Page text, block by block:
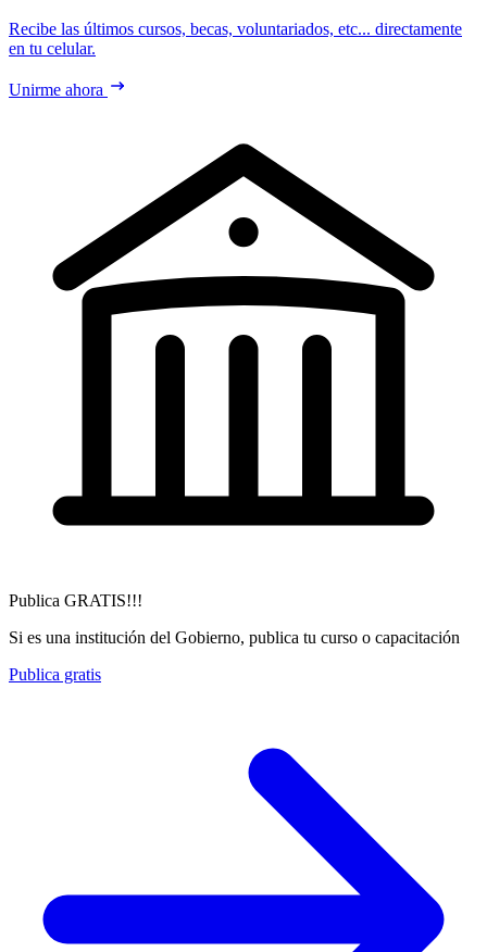
Recibe las últimos cursos, becas, voluntariados, etc... directamente
en tu celular.
Unirme ahora
Publica GRATIS!!!
Si es una institución del Gobierno, publica tu curso o capacitación
Publica gratis